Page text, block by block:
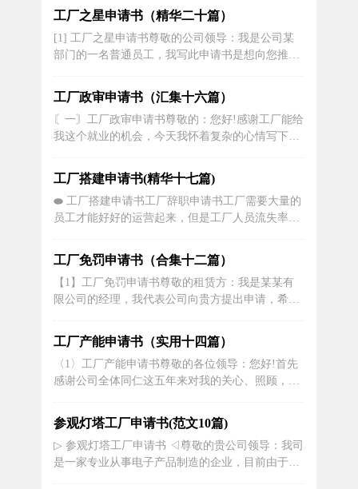
作，共同开展在思茅地区的商业项目。我们相信，
通过双方的积极合作和互利共赢的原则，我们将能
够共同创造出一番辉煌的未来。一、合作背景思茅
地区位于中国云南省西南部，是一个具...
工厂之星申请书（精华二十篇）
[1] 工厂之星申请书尊敬的公司领导：我是公司某
部门的一名普通员工，我写此申请书是想向您推荐
王明。王明在公司工作已经有五年的时间，他不仅
工作勤恳认真，而且始终保持着一种谦逊低调的态
度。在过去的五年里，他在工作中展现出了非凡的
责任感和团队合作精神，无论是平时...
工厂政审申请书（汇集十六篇）
〘一〙工厂政审申请书尊敬的：您好!感谢工厂能给
我这个就业的机会，今天我怀着复杂的心情写下这
因，无法在继续工作下去，只能提前回家，希望工
厂能谅解我们的处境。经过慎重考虑之后，特此提
出辞职申请：我自愿申请辞去在工厂的一切职务，
敬请批准。来到工...
工厂搭建申请书(精华十七篇)
⬬ 工厂搭建申请书工厂辞职申请书工厂需要大量的
员工才能好好的运营起来，但是工厂人员流失率也
家喜欢！工厂辞职申请书1 尊敬的工厂领导：您
好！经过一段时间的慎重考虑，我决定向您提出辞
职申请。首先，我要感谢您能给我这个机会，让我
去感受工厂...
工厂免罚申请书（合集十二篇）
【1】工厂免罚申请书尊敬的租赁方：我是某某有
限公司的经理，我代表公司向贵方提出申请，希望
阐述我们公司的情况以及我们对工厂租赁的期望，
希望贵方能够考虑我们的申请。我们公司成立于
2005年，现已经扩张成为一家知名的制造业企业。
我们专注于生产高质量的家居用品，并...
工厂产能申请书（实用十四篇）
〈1〉工厂产能申请书尊敬的各位领导：您好!首先
感谢公司全体同仁这五年来对我的关心、照顾，特
是我自已的原因，我的辞职理由如下：我来到xx厂
参加工作已经有五年了。在这五年的时间里，我深
深感到xx厂是一个实力强大，有着广阔市场和发展
前景的工厂。在这里，我得到了...
参观灯塔工厂申请书(范文10篇)
▷ 参观灯塔工厂申请书 ◁尊敬的贵公司领导：我司
是一家专业从事电子产品制造的企业，目前由于业